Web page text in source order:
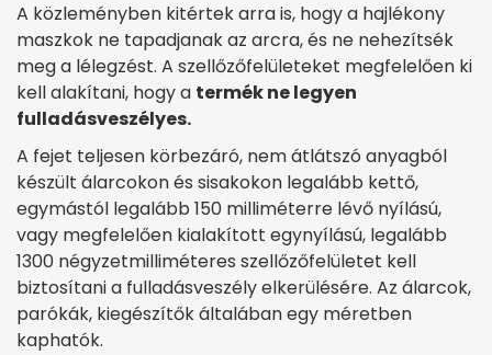
A közleményben kitértek arra is, hogy a hajlékony
maszkok ne tapadjanak az arcra, és ne nehezítsék
meg a lélegzést. A szellőzőfelületeket megfelelően ki
kell alakítani, hogy a termék ne legyen
fulladásveszélyes.
A fejet teljesen körbezáró, nem átlátszó anyagból
készült álarcokon és sisakokon legalább kettő,
egymástól legalább 150 milliméterre lévő nyílású,
vagy megfelelően kialakított egynyílású, legalább
1300 négyzetmilliméteres szellőzőfelületet kell
biztosítani a fulladásveszély elkerülésére. Az álarcok,
parókák, kiegészítők általában egy méretben
kaphatók.